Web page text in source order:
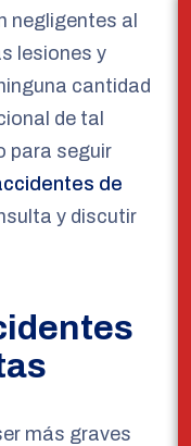
negligentes al
lesiones y
cantidad
de tal
para seguir
de
y discutir
más graves